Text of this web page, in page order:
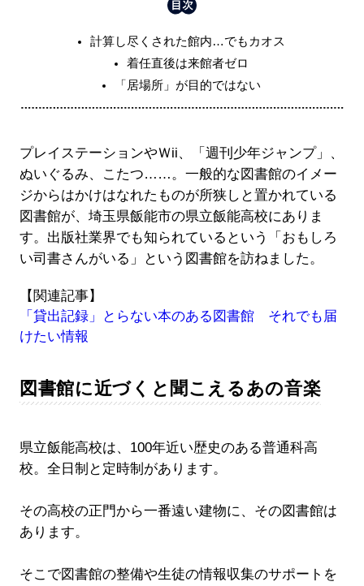
計算し尽くされた館内…でもカオス
着任直後は来館者ゼロ
「居場所」が目的ではない
プレイステーションやＷii、「週刊少年ジャンプ」、
ぬいぐるみ、こたつ……。一般的な図書館のイメー
ジからはかけはなれたものが所狭しと置かれている
図書館が、埼玉県飯能市の県立飯能高校にありま
す。出版社業界でも知られているという「おもしろ
い司書さんがいる」という図書館を訪ねました。
【関連記事】
「貸出記録」とらない本のある図書館 それでも届
けたい情報
図書館に近づくと聞こえるあの音楽
県立飯能高校は、100年近い歴史のある普通科高
校。全日制と定時制があります。
その高校の正門から一番遠い建物に、その図書館は
あります。
そこで図書館の整備や生徒の情報収集のサポートを